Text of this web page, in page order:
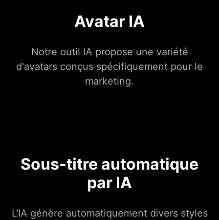
Avatar IA
Notre outil IA propose une variété
d'avatars conçus spécifiquement pour le
marketing.
Sous-titre automatique
par IA
L'IA génère automatiquement divers styles